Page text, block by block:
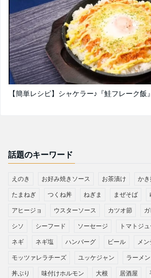
【簡単レシピ】シャケラー♪『鮭フレーク飯
話題のキーワード
えのき お好み焼きソース お茶漬け か
たまねぎ つくね丼 ねぎま まぜそば
アヒージョ ウスターソース カツオ節
シソ シーフード ソーセージ トマトジ
ネギ ネギ塩 ハンバーグ ビール メ
モッツァレラチーズ ユッケジャン ラーメン
丼ぶり 味付けホルモン 大根 居酒屋